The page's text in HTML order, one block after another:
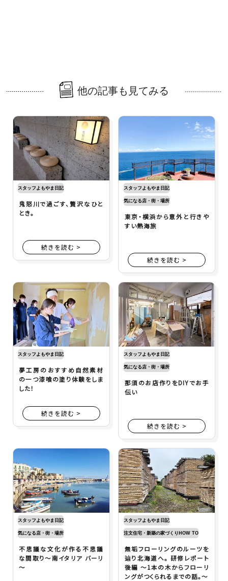
他の記事も見てみる
スタッフよもやま日記
鬼怒川で過ごす、贅沢なひと
とき。
続きを読む >
スタッフよもやま日記
気になる店・街・場所
東京・横浜から意外と行きや
すい熱海旅
続きを読む >
スタッフよもやま日記
夢工房のおすすめ自然素材
の一つ漆喰の塗り体験をしま
した！
続きを読む >
スタッフよもやま日記
気になる店・街・場所
那須のお店作りをDIYでお手
伝い
続きを読む >
スタッフよもやま日記
気になる店・街・場所
不思議な文化が作る不思議
な間取り～南イタリア バーリ
～
スタッフよもやま日記
注文住宅・新築の家づくりHOW TO
無垢フローリングのルーツを
辿り北海道へ。 研修レポート
後編 ～1本の木からフローリ
ングがつくられるまでの話。～